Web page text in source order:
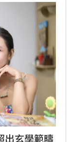
出玄學範疇